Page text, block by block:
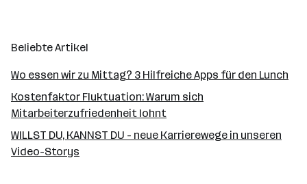
Beliebte Artikel
Wo essen wir zu Mittag? 3 Hilfreiche Apps für den Lunch
Kostenfaktor Fluktuation: Warum sich
Mitarbeiterzufriedenheit lohnt
WILLST DU, KANNST DU - neue Karrierewege in unseren
Video-Storys